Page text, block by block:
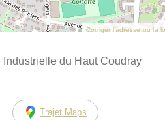
Corriger l’adresse ou la
du Haut Coudray
Trajet Maps